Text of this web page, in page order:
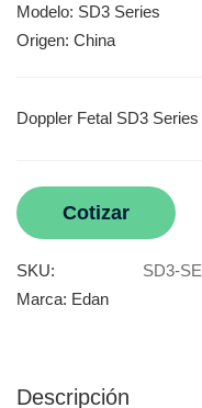
Modelo: SD3 Series
Origen: China
Doppler Fetal SD3
Cotizar
SKU:
SD3-
Marca: Edan
Descripción